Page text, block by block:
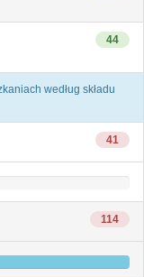
44
według składu
41
114